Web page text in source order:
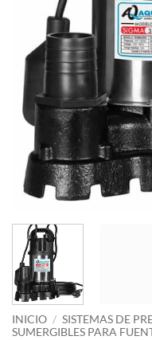
INICIO / SISTEMAS DE
SUMERGIBLES PARA